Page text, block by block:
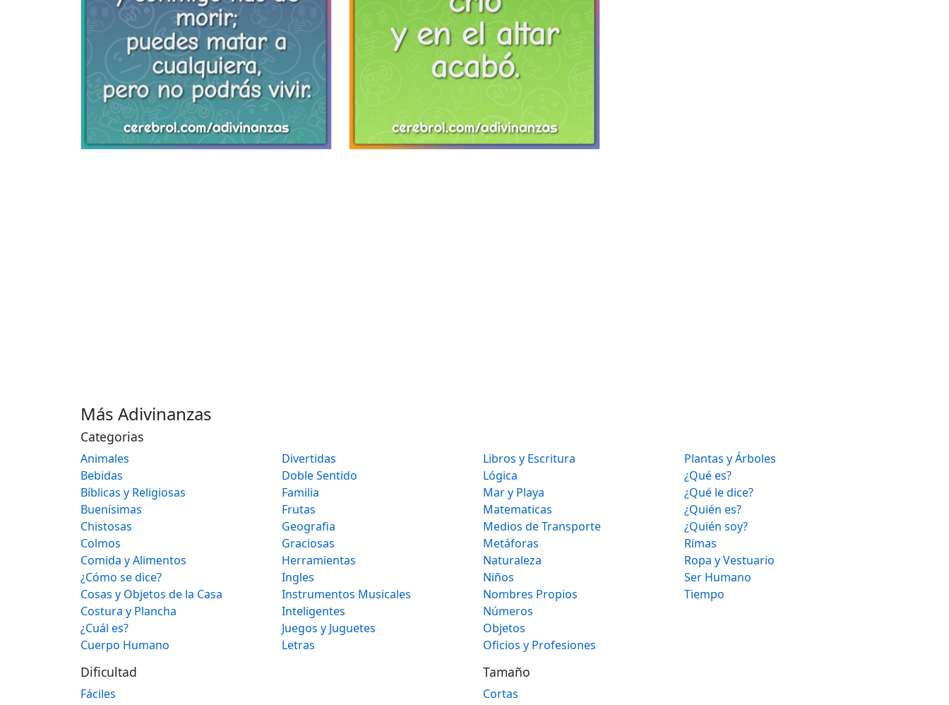
Más Adivinanzas
Categorias
Animales
Bebidas
Bíblicas y Religiosas
Buenísimas
Chistosas
Colmos
Comida y Alimentos
¿Cómo se dice?
Cosas y Objetos de la Casa
Costura y Plancha
¿Cuál es?
Cuerpo Humano
Divertidas
Doble Sentido
Familia
Frutas
Geografia
Graciosas
Herramientas
Ingles
Instrumentos Musicales
Inteligentes
Juegos y Juguetes
Letras
Libros y Escritura
Lógica
Mar y Playa
Matematicas
Medios de Transporte
Metáforas
Naturaleza
Niños
Nombres Propios
Números
Objetos
Oficios y Profesiones
Plantas y Árboles
¿Qué es?
¿Qué le dice?
¿Quién es?
¿Quién soy?
Rimas
Ropa y Vestuario
Ser Humano
Tiempo
Dificultad
Fáciles
Tamaño
Cortas